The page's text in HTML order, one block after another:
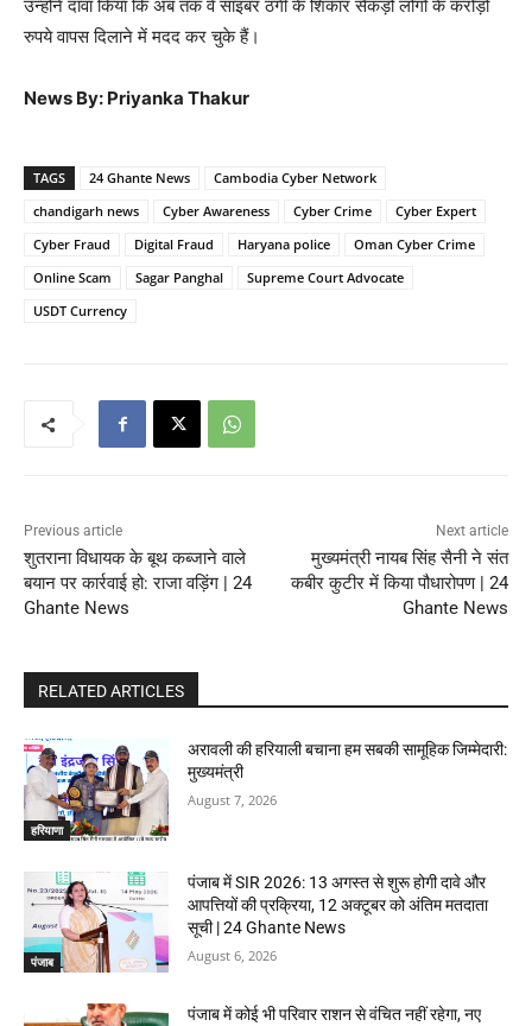
उन्होंने दावा किया कि अब तक वे साइबर ठगी के शिकार सैकड़ों लोगों के करोड़ों
रुपये वापस दिलाने में मदद कर चुके हैं।
News By: Priyanka Thakur
TAGS 24 Ghante News
Cambodia Cyber Network
chandigarh news
Cyber Awareness Cyber Crime
Cyber Expert
Cyber Fraud
Digital Fraud Haryana police
Oman Cyber Crime
Online Scam
Sagar Panghal
Supreme Court Advocate
USDT Currency
Previous article
शुतराना विधायक के बूथ कब्जाने वाले
बयान पर कार्रवाई हो: राजा वड़िंग | 24
Ghante News
Next article
मुख्यमंत्री नायब सिंह सैनी ने संत
कबीर कुटीर में किया पौधारोपण | 24
Ghante News
RELATED ARTICLES
हरियाणा
अरावली की हरियाली बचाना हम सबकी सामूहिक जिम्मेदारी:
मुख्यमंत्री
August 7, 2026
पंजाब
पंजाब में SIR 2026: 13 अगस्त से शुरू होगी दावे और
आपत्तियों की प्रक्रिया, 12 अक्टूबर को अंतिम मतदाता
सूची | 24 Ghante News
August 6, 2026
पंजाब में कोई भी परिवार राशन से वंचित नहीं रहेगा, नए